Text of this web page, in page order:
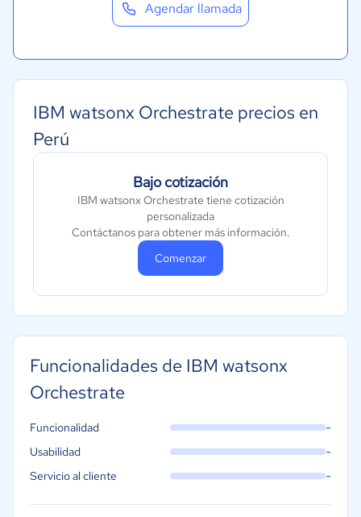
Agendar llamada
IBM watsonx Orchestrate precios en
Perú
Bajo cotización
IBM watsonx Orchestrate tiene cotización
personalizada
Contáctanos para obtener más información.
Comenzar
Funcionalidades de IBM watsonx
Orchestrate
Funcionalidad -
Usabilidad -
Servicio al cliente -